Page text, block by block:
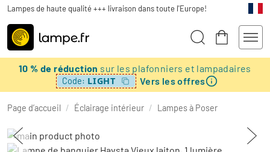
Lampes de haute qualité +++ livraison dans toute l'Europe!
10 % de réduction sur les plafonniers et lampadaires
Code: LIGHT Vers les offres
Page d’accueil / Éclairage intérieur / Lampes à Poser